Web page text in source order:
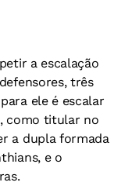
a escalação
três
ele é escalar
como titular no
a dupla formada
e o